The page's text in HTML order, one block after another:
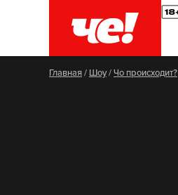
Главная/ Шоу/Чо происходит?